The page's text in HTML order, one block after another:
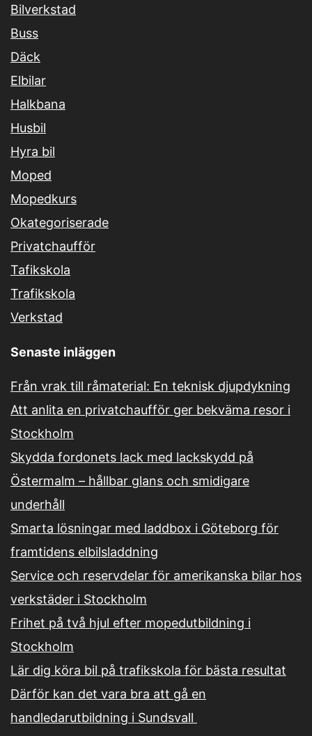
Bilverkstad
Buss
Däck
Elbilar
Halkbana
Husbil
Hyra bil
Moped
Mopedkurs
Okategoriserade
Privatchaufför
Tafikskola
Trafikskola
Verkstad
Senaste inläggen
Från vrak till råmaterial: En teknisk djupdykning
Att anlita en privatchaufför ger bekväma resor i
Stockholm
Skydda fordonets lack med lackskydd på
Östermalm – hållbar glans och smidigare
underhåll
Smarta lösningar med laddbox i Göteborg för
framtidens elbilsladdning
Service och reservdelar för amerikanska bilar hos
verkstäder i Stockholm
Frihet på två hjul efter mopedutbildning i
Stockholm
Lär dig köra bil på trafikskola för bästa resultat
Därför kan det vara bra att gå en
handledarutbildning i Sundsvall